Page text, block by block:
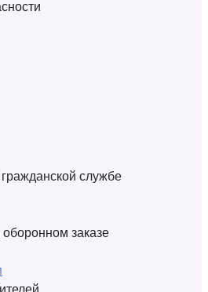
службе
заказе